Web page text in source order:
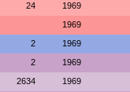
24 1969
1969
2 1969
2 1969
2634 1969